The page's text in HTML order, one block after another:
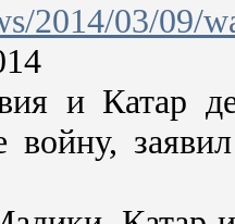
2014/03/09/
и Катар
войну,